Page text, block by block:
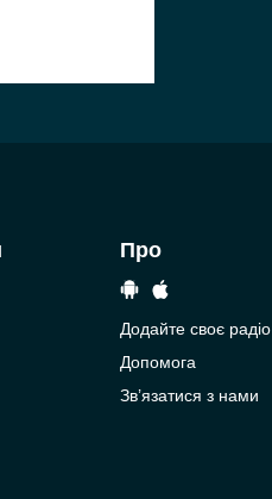
Про
Додайте своє радіо
Допомога
Зв’язатися з нами